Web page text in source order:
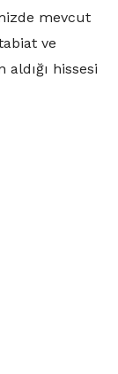
mevcut
ve
hissesi